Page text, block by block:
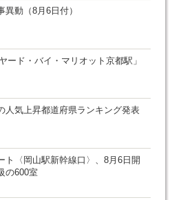
異動（8月6日付）
ード・バイ・マリオット京都駅」
人気上昇都道府県ランキング発表
ト〈岡山駅新幹線口〉、8月6日開
の600室